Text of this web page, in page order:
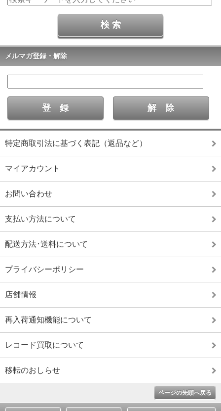
メルマガ登録・解除
特定商取引法に基づく表記（返品など）
マイアカウント
お問い合わせ
支払い方法について
配送方法･送料について
プライバシーポリシー
店舗情報
再入荷通知機能について
レコード買取について
移転のおしらせ
ページの先頭へ戻る